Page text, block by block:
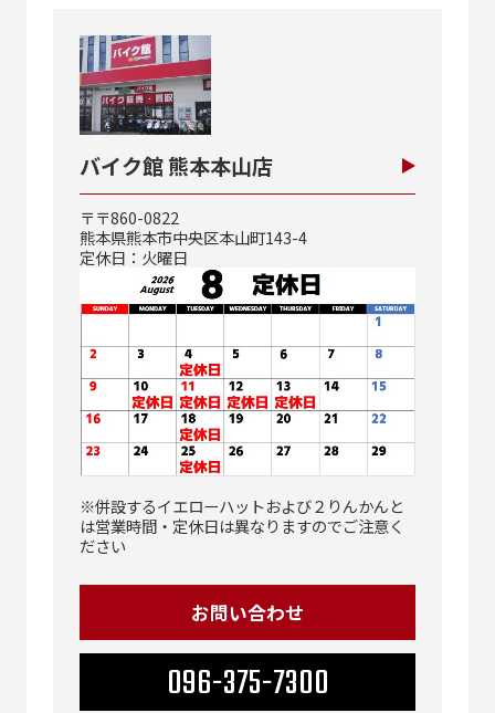
バイク館 熊本本山店
〒〒860-0822
熊本県熊本市中央区本山町143-4
定休日：火曜日
※併設するイエローハットおよび２りんかんと
は営業時間・定休日は異なりますのでご注意く
ださい
お問い合わせ
096-375-7300